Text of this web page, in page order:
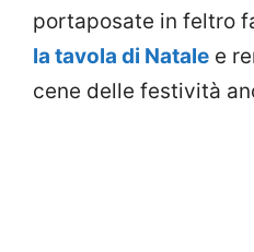
portaposate in feltro
la tavola di Natale e
cene delle festività